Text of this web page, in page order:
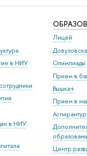
в НИУ
в НИУ
Лицей
Олимпиады
Прием в
Вышка+
Прием в
Центр